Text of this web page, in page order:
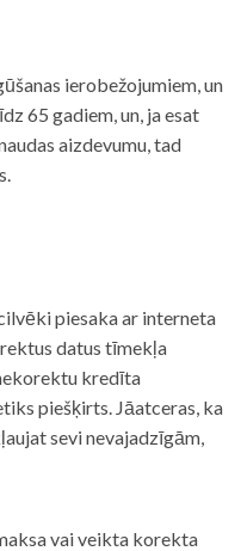
ierobežojumiem, un
65 gadiem, un, ja esat
aizdevumu, tad
piesaka ar interneta
datus tīmekļa
kredīta
piešķirts. Jāatceras, ka
sevi nevajadzīgām,
vai veikta korekta